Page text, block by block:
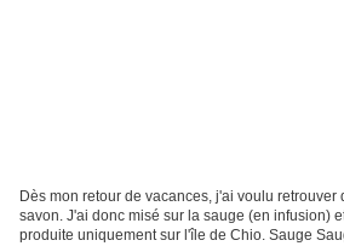
Dès mon retour de vacances, j'ai voulu retrouver
savon. J'ai donc misé sur la sauge (en infusion)
produite uniquement sur l'île de Chio. Sauge